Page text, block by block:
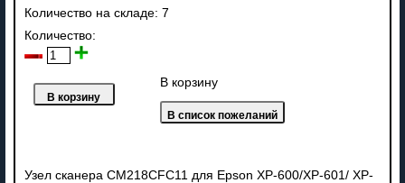
Количество на складе: 7
Количество:
В корзину
Узел сканера CM218CFC11 для Epson XP-600/XP-601/ XP-